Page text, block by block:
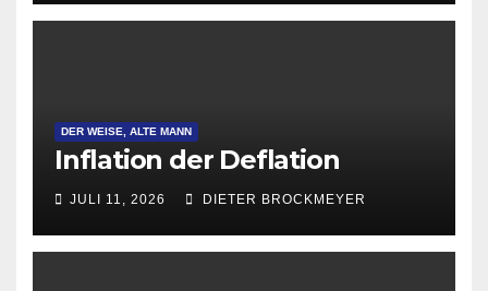
DER WEISE, ALTE MANN
Inflation der Deflation
JULI 11, 2026 DIETER BROCKMEYER